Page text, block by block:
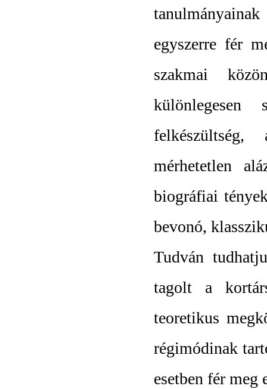
egyszerre fér
szakmai
különlegesen
mérhetetlen
biográfiai
bevonó,
Tudván
tagolt a
teoretikus
régimódinak
esetben fér meg